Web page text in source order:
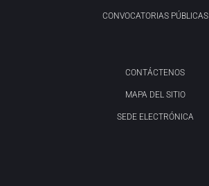
CONVOCATORIAS PÚBLICAS
CONTÁCTENOS
MAPA DEL SITIO
SEDE ELECTRÓNICA